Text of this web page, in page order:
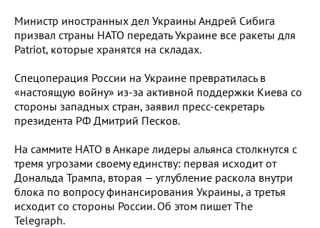
Министр иностранных дел Украины Андрей Сибига
призвал страны НАТО передать Украине все ракеты для
Patriot, которые хранятся на складах.
Спецоперация России на Украине превратилась в
«настоящую войну» из-за активной поддержки Киева со
стороны западных стран, заявил пресс-секретарь
президента РФ Дмитрий Песков.
На саммите НАТО в Анкаре лидеры альянса столкнутся с
тремя угрозами своему единству: первая исходит от
Дональда Трампа, вторая — углубление раскола внутри
блока по вопросу финансирования Украины, а третья
исходит со стороны России. Об этом пишет The
Telegraph.